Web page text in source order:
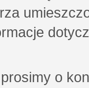
o